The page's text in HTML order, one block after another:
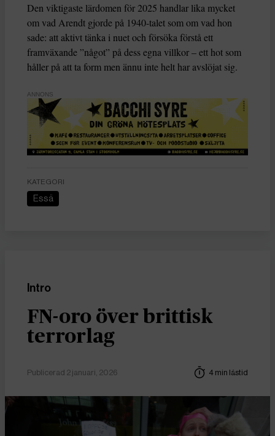
Den viktigaste lärdomen för 2025 handlar lika mycket
om vad Arendt gjorde på 1940-talet som om vad hon
sade: att aktivt tänka i nuet och försöka förstå ett
framväxande ”något” på dess egna villkor – ett hot som
håller på att ta form men ännu inte helt har avslöjat sig.
ANNONS
KATEGORI
Essä
Intro
FN-oro över brittisk
terrorlag
Publicerad 2 januari, 2026 4 min lästid